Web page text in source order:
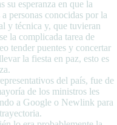
su esperanza en que la
personas conocidas por la
y técnica y, que tuvieran
la complicada tarea de
tender puentes y concertar
la fiesta en paz, esto es
del país, fue de
de los ministros les
a Google o Newlink para